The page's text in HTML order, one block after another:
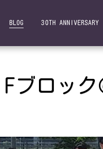
BLOG 30TH ANNIVERSARY
ブロッ